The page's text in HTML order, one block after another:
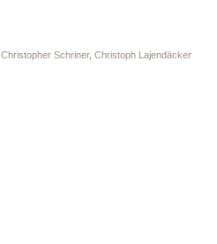
Christopher Schriner, Christoph Lajendäcker